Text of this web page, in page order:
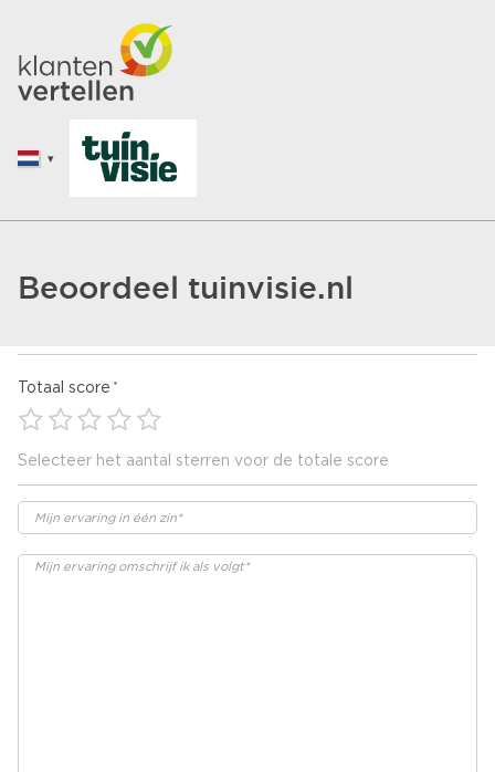
Beoordeel tuinvisie.nl
Totaal score
Selecteer het aantal sterren voor de totale score